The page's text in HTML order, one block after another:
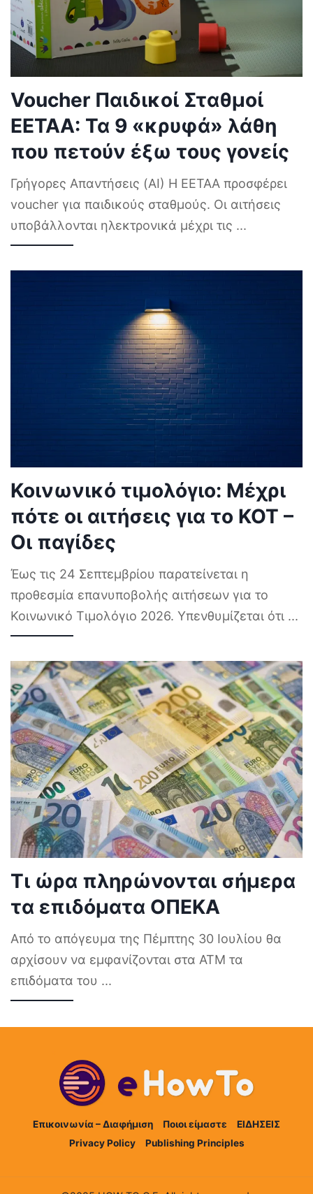
Voucher Παιδικοί Σταθμοί
ΕΕΤΑΑ: Τα 9 «κρυφά» λάθη
που πετούν έξω τους γονείς
Γρήγορες Απαντήσεις (AI) Η ΕΕΤΑΑ προσφέρει
voucher για παιδικούς σταθμούς. Οι αιτήσεις
υποβάλλονται ηλεκτρονικά μέχρι τις ...
Κοινωνικό τιμολόγιο: Μέχρι
πότε οι αιτήσεις για το ΚΟΤ –
Οι παγίδες
Έως τις 24 Σεπτεμβρίου παρατείνεται η
προθεσμία επανυποβολής αιτήσεων για το
Κοινωνικό Τιμολόγιο 2026. Υπενθυμίζεται ότι ...
Τι ώρα πληρώνονται σήμερα
τα επιδόματα ΟΠΕΚΑ
Από το απόγευμα της Πέμπτης 30 Ιουλίου θα
αρχίσουν να εμφανίζονται στα ΑΤΜ τα
επιδόματα του ...
Επικοινωνία – Διαφήμιση Ποιοι είμαστε
ΕΙΔΗΣΕΙΣ
Privacy Policy
Publishing Principles